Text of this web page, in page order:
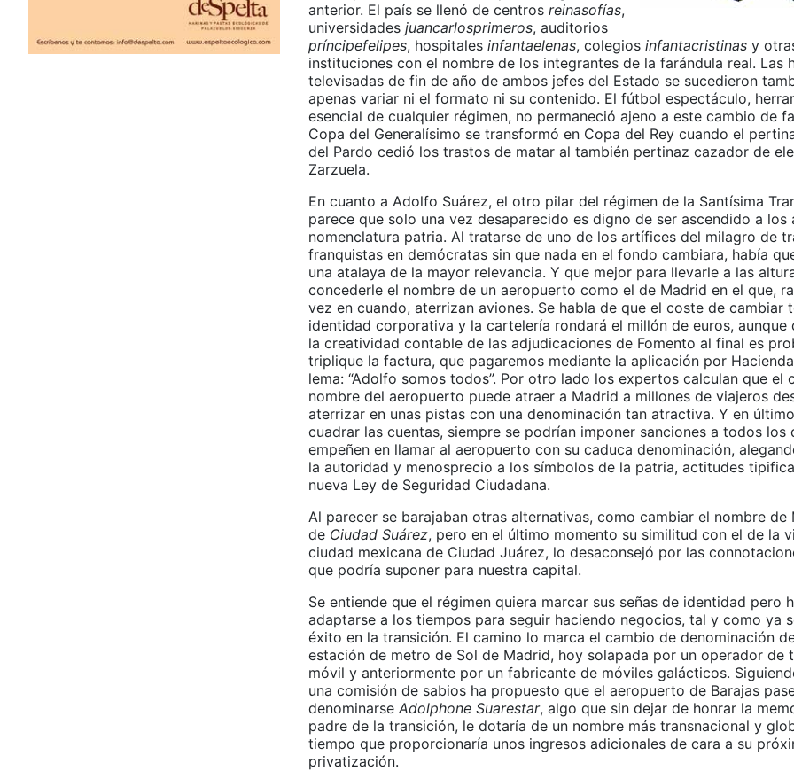
anterior. El país se llenó de centros reinasofías,
universidades juancarlosprimeros, auditorios
príncipefelipes, hospitales infantaelenas, colegios infantacristinas y
instituciones con el nombre de los integrantes de la farándula real. Las
televisadas de fin de año de ambos jefes del Estado se sucedieron
apenas variar ni el formato ni su contenido. El fútbol espectáculo,
esencial de cualquier régimen, no permaneció ajeno a este cambio de
Copa del Generalísimo se transformó en Copa del Rey cuando el
del Pardo cedió los trastos de matar al también pertinaz cazador de
Zarzuela.
En cuanto a Adolfo Suárez, el otro pilar del régimen de la Santísima
parece que solo una vez desaparecido es digno de ser ascendido a los
nomenclatura patria. Al tratarse de uno de los artífices del milagro de
franquistas en demócratas sin que nada en el fondo cambiara, había
una atalaya de la mayor relevancia. Y que mejor para llevarle a las
concederle el nombre de un aeropuerto como el de Madrid en el que,
vez en cuando, aterrizan aviones. Se habla de que el coste de cambiar
identidad corporativa y la cartelería rondará el millón de euros, aunque
la creatividad contable de las adjudicaciones de Fomento al final es
triplique la factura, que pagaremos mediante la aplicación por
lema: “Adolfo somos todos”. Por otro lado los expertos calculan que el
nombre del aeropuerto puede atraer a Madrid a millones de viajeros
aterrizar en unas pistas con una denominación tan atractiva. Y en
cuadrar las cuentas, siempre se podrían imponer sanciones a todos los
empeñen en llamar al aeropuerto con su caduca denominación,
la autoridad y menosprecio a los símbolos de la patria, actitudes
nueva Ley de Seguridad Ciudadana.
Al parecer se barajaban otras alternativas, como cambiar el nombre de
de Ciudad Suárez, pero en el último momento su similitud con el de la
ciudad mexicana de Ciudad Juárez, lo desaconsejó por las
que podría suponer para nuestra capital.
Se entiende que el régimen quiera marcar sus señas de identidad pero
adaptarse a los tiempos para seguir haciendo negocios, tal y como ya
éxito en la transición. El camino lo marca el cambio de denominación
estación de metro de Sol de Madrid, hoy solapada por un operador de
móvil y anteriormente por un fabricante de móviles galácticos.
una comisión de sabios ha propuesto que el aeropuerto de Barajas
denominarse Adolphone Suarestar, algo que sin dejar de honrar la
padre de la transición, le dotaría de un nombre más transnacional y
tiempo que proporcionaría unos ingresos adicionales de cara a su
privatización.